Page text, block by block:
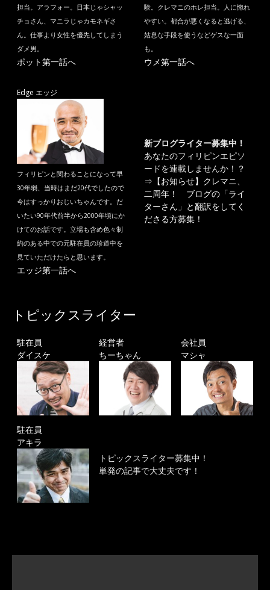
担当。アラフォー。日本じゃシャッ
チョさん、マニラじゃカモネギさ
ん。仕事より女性を優先してしまう
ダメ男。
ポット第一話へ
験。クレマニのホレ担当。人に惚れ
やすい。都合が悪くなると逃げる、
姑息な手段を使うなどゲスな一面
も。
ウメ第一話へ
Edge エッジ
フィリピンと関わることになって早
30年弱、当時はまだ20代でしたので
今はすっかりおじいちゃんです。だ
いたい90年代前半から2000年頃にか
けてのお話です。立場も含め色々制
約のある中での元駐在員の珍道中を
見ていただけたらと思います。
エッジ第一話へ
新ブログライター募集中！
あなたのフィリピンエピソ
ードを連載しませんか！？
⇒ 【お知らせ】クレマニ、
二周年！ ブログの「ライ
ターさん」と翻訳をしてく
ださる方募集！
トピックスライター
駐在員
ダイスケ
経営者
ちーちゃん
会社員
マシャ
駐在員
アキラ
トピックスライター募集中！
単発の記事で大丈夫です！